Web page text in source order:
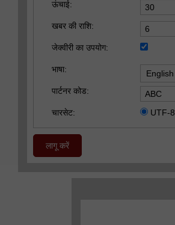
ऊंचाई:
खबर की राशि:
जेक्वीरी का उपयोग:
भाषा:
पार्टनर कोड:
चारसेट: UTF-8
लागू करें